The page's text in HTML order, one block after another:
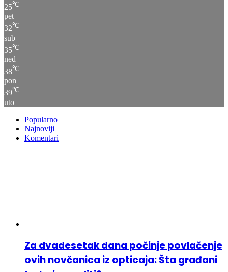
25℃
pet
32℃
sub
35℃
ned
38℃
pon
39℃
uto
Popularno
Najnoviji
Komentari
Za dvadesetak dana počinje povlačenje
ovih novčanica iz opticaja: Šta građani